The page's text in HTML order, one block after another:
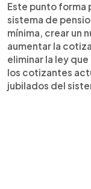
Este punto forma
sistema de
mínima, crear un
aumentar la
eliminar la ley
los cotizantes
jubilados del